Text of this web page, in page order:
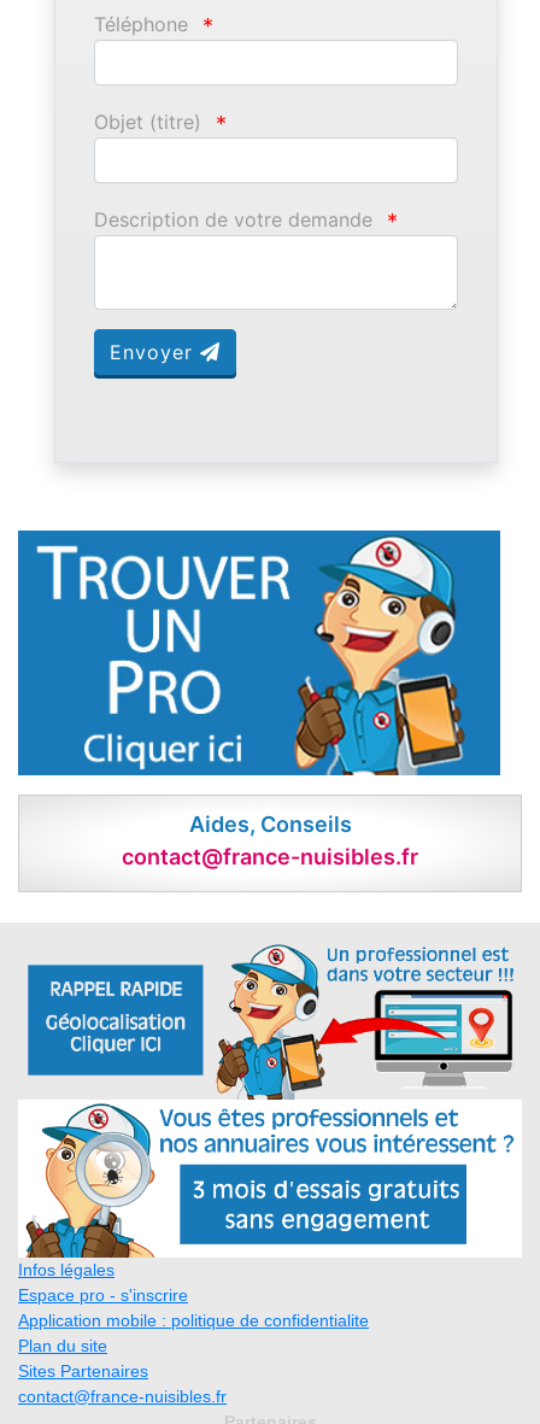
Téléphone *
Objet (titre) *
Description de votre demande *
Envoyer
Aides, Conseils
contact@france-nuisibles.fr
Infos légales
Espace pro - s'inscrire
Application mobile : politique de confidentialite
Plan du site
Sites Partenaires
contact@france-nuisibles.fr